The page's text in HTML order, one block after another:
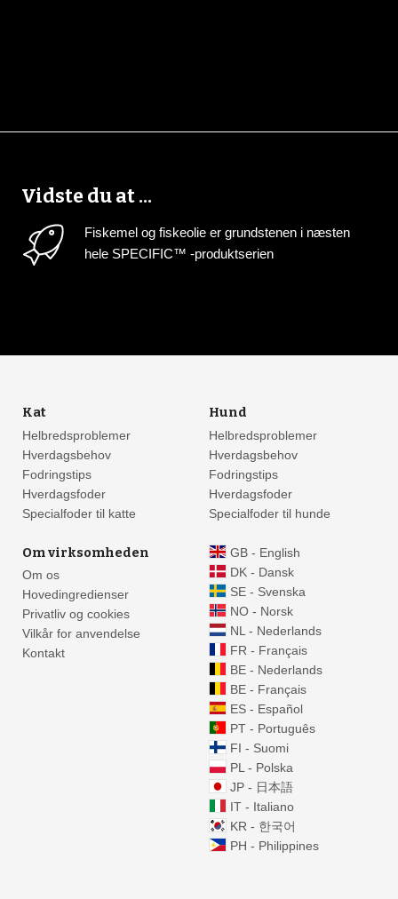
Vidste du at ...
Fiskemel og fiskeolie er grundstenen i næsten
hele SPECIFIC™ -produktserien
Kat
Helbredsproblemer
Hverdagsbehov
Fodringstips
Hverdagsfoder
Specialfoder til katte
Hund
Helbredsproblemer
Hverdagsbehov
Fodringstips
Hverdagsfoder
Specialfoder til hunde
Om virksomheden
Om os
Hovedingredienser
Privatliv og cookies
Vilkår for anvendelse
Kontakt
GB - English
DK - Dansk
SE - Svenska
NO - Norsk
NL - Nederlands
FR - Français
BE - Nederlands
BE - Français
ES - Español
PT - Português
FI - Suomi
PL - Polska
JP - 日本語
IT - Italiano
KR - 한국어
PH - Philippines